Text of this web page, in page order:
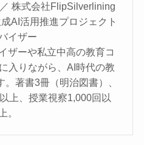
株式会社FlipSilverlining
AI活用推進プロジェクト
イザー
ザーや私立中高の教育コ
入りながら、AI時代の教
著書3冊（明治図書）、
上、授業視察1,000回以
上。